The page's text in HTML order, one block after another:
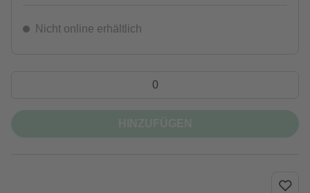
Nicht online erhältlich